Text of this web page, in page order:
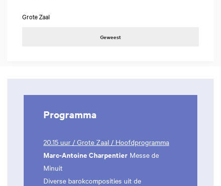
Grote Zaal
Geweest
Programma
20.15 uur / Grote Zaal / Hoofdprogramma
Marc-Antoine Charpentier Messe de
Minuit
Diverse barokcomposities uit de